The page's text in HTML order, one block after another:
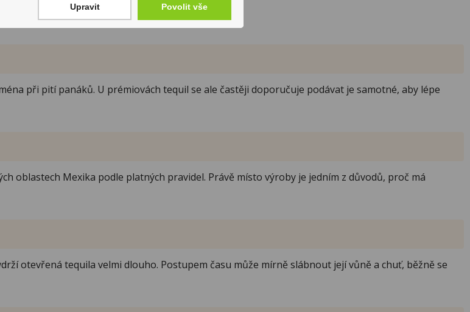
při pití panáků. U prémiovách tequil se ale častěji doporučuje podávat je samotné, aby lépe
oblastech Mexika podle platných pravidel. Právě místo výroby je jedním z důvodů, proč má
otevřená tequila velmi dlouho. Postupem času může mírně slábnout její vůně a chuť, běžně se
Upravit Povolit vše